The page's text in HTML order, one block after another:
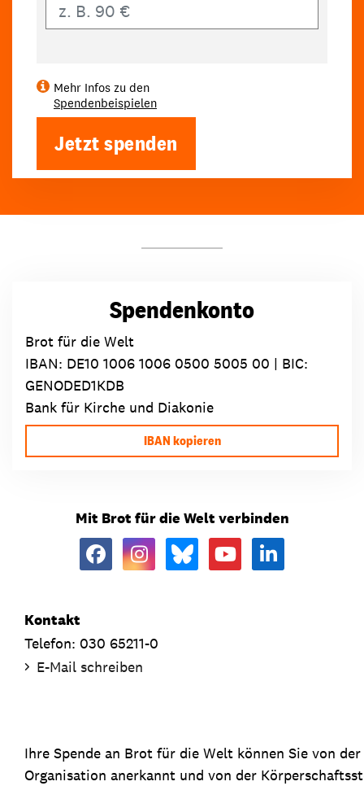
Mehr Infos zu den
Spendenbeispielen
Jetzt spenden
Spendenkonto
Brot für die Welt
IBAN: DE10 1006 1006 0500 5005 00 | BIC:
GENODED1KDB
Bank für Kirche und Diakonie
IBAN kopieren
Mit Brot für die Welt verbinden
Kontakt
Telefon: 030 65211-0
E-Mail schreiben
Ihre Spende an Brot für die Welt können Sie von
Organisation anerkannt und von der